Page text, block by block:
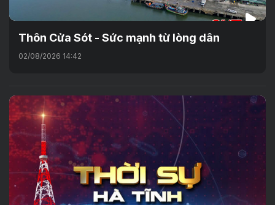
Thôn Cửa Sót - Sức mạnh từ lòng dân
02/08/2026 14:42